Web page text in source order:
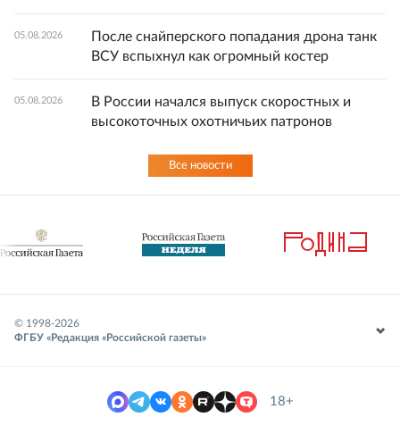
05.08.2026
После снайперского попадания дрона танк
ВСУ вспыхнул как огромный костер
05.08.2026
В России начался выпуск скоростных и
высокоточных охотничьих патронов
Все новости
© 1998-2026
ФГБУ «Редакция «Российской газеты»
18+